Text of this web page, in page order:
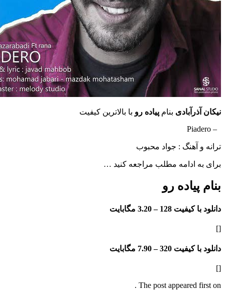
بنامپیاده روبا بالاترین کیفیت
: جواد محبوب
ادامه مطلب مراجعه کنید …
رو
128 – 3.20 مگابایت
320 – 7.90 مگابایت
The post